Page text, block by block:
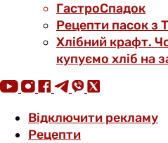
ГастроСпадок
Рецепти пасок з
Хлібний крафт.
купуємо хліб на
Відключити рекламу
Рецепти